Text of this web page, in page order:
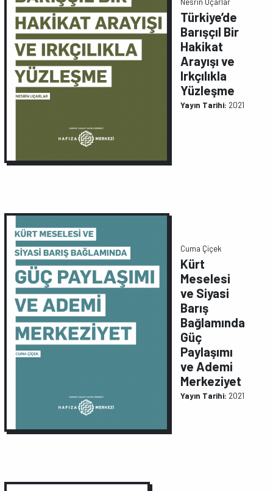
Nesrin Uçarlar
Türkiye’de
Barışçıl Bir
Hakikat
Arayışı ve
Irkçılıkla
Yüzleşme
Yayın Tarihi: 2021
Cuma Çiçek
Kürt
Meselesi
ve Siyasi
Barış
Bağlamında
Güç
Paylaşımı
ve Ademi
Merkeziyet
Yayın Tarihi: 2021